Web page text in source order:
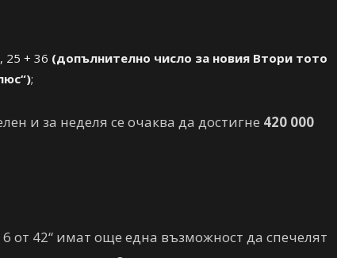
25 + 36 (допълнително число за новия Втори тото
;
и за неделя се очаква да достигне 420 000
от 42“ имат още една възможност да спечелят